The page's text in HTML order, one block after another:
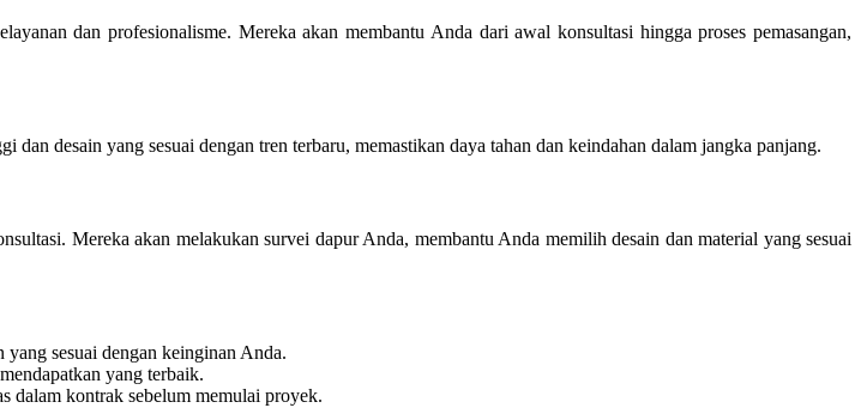
dan profesionalisme. Mereka akan membantu Anda dari awal konsultasi hingga proses pemasangan,
desain yang sesuai dengan tren terbaru, memastikan daya tahan dan keindahan dalam jangka panjang.
Mereka akan melakukan survei dapur Anda, membantu Anda memilih desain dan material yang sesuai
yang sesuai dengan keinginan Anda.
yang terbaik.
dalam kontrak sebelum memulai proyek.